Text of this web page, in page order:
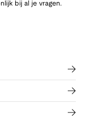
bij al je vragen.